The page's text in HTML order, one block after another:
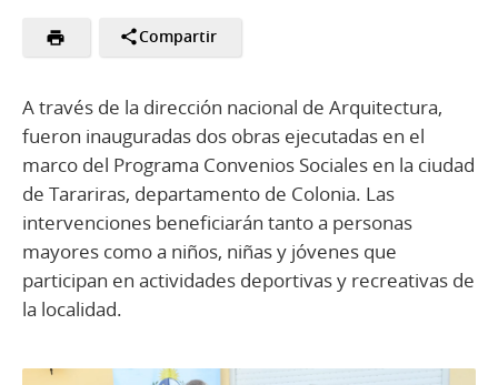
Compartir
A través de la dirección nacional de Arquitectura,
fueron inauguradas dos obras ejecutadas en el
marco del Programa Convenios Sociales en la ciudad
de Tarariras, departamento de Colonia. Las
intervenciones beneficiarán tanto a personas
mayores como a niños, niñas y jóvenes que
participan en actividades deportivas y recreativas de
la localidad.